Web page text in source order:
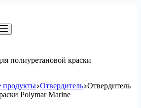
продукты Отвердитель Отвердитель
Polymar Marine